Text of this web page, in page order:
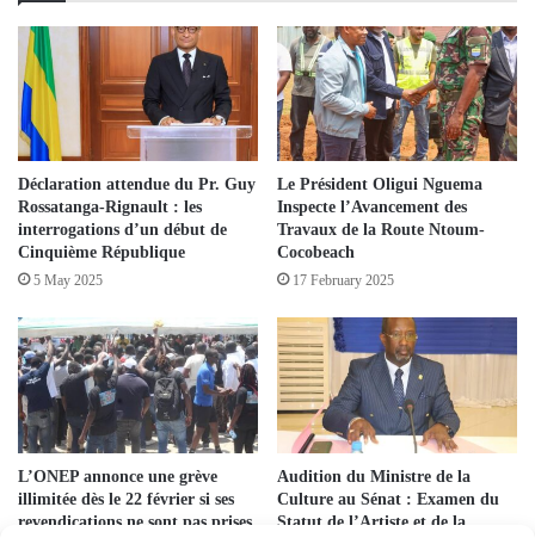
Déclaration attendue du Pr. Guy
Rossatanga-Rignault : les
interrogations d’un début de
Cinquième République
5 May 2025
Le Président Oligui Nguema
Inspecte l’Avancement des
Travaux de la Route Ntoum-
Cocobeach
17 February 2025
L’ONEP annonce une grève
illimitée dès le 22 février si ses
revendications ne sont pas prises
Audition du Ministre de la
Culture au Sénat : Examen du
Statut de l’Artiste et de la